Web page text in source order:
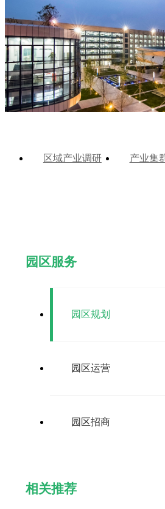
区域产业调研 产业集
园区服务
园区规划
园区运营
园区招商
相关推荐